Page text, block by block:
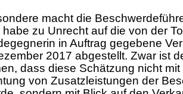
macht die
zu Unrecht auf die von der
in Auftrag gegebene
2017 abgestellt. Zwar ist
dass diese Schätzung nicht
von Zusatzleistungen der